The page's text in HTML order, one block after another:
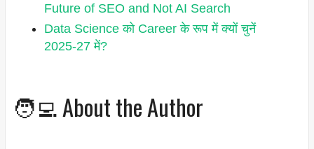
Future of SEO and Not AI Search
Data Science को Career के रूप में क्यों चुनें
2025-27 में?
🧑‍💻 About the Author